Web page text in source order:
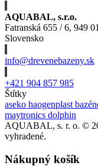
AQUABAL, s.r.o.
Fatranská 655 / 6, 949
Slovensko
info@drevenebazeny.sk
+421 904 857 985
Štítky
aseko haogenplast
maytronics dolphin
AQUABAL, s. r. o. ©
vyhradené.
Nákupný košík